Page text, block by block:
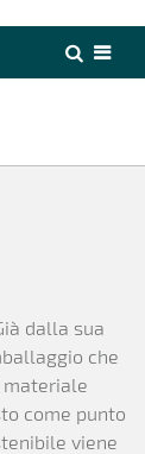
dalla sua
che
materiale
come punto
viene